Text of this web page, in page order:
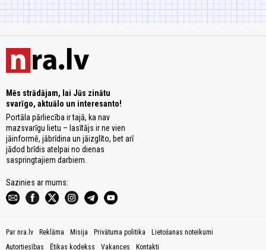
Mēs strādājam, lai Jūs zinātu
svarīgo, aktuālo un interesanto!
Portāla pārliecība ir tajā, ka nav
mazsvarīgu lietu – lasītājs ir ne vien
jāinformē, jābrīdina un jāizglīto, bet arī
jādod brīdis atelpai no dienas
saspringtajiem darbiem.
Sazinies ar mums:
Par nra.lv Reklāma Misija Privātuma politika
Lietošanas noteikumi
Autortiesības
Ētikas kodekss Vakances Kontakti